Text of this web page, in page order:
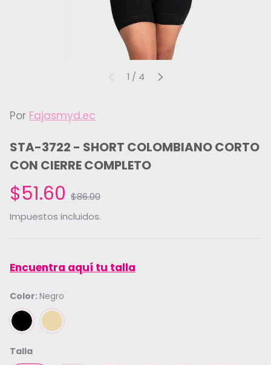
ANTERIOR
1 / de
4 SIGUIENTE
Por Fajasmyd.ec
STA-3722 - SHORT COLOMBIANO CORTO
CON CIERRE COMPLETO
$51.60 $86.00
Impuestos incluidos.
Encuentra aquí tu talla
Color:Negro
NEGROBEIGE
Talla